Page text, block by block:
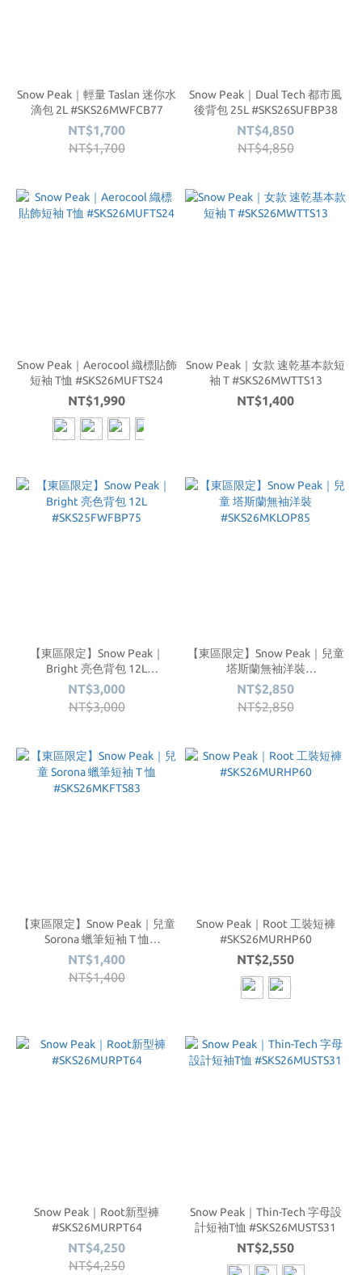
Snow Peak｜輕量 Taslan 迷你水
滴包 2L #SKS26MWFCB77
NT$1,700
NT$1,700
Snow Peak｜Dual Tech 都市風
後背包 25L #SKS26SUFBP38
NT$4,850
NT$4,850
Snow Peak｜Aerocool 織標貼飾
短袖 T恤 #SKS26MUFTS24
NT$1,990
Snow Peak｜女款 速乾基本款短
袖 T #SKS26MWTTS13
NT$1,400
【東區限定】Snow Peak｜
Bright 亮色背包 12L
#SKS25FWFBP75
NT$3,000
NT$3,000
【東區限定】Snow Peak｜兒童
塔斯蘭無袖洋裝
#SKS26MKLOP85
NT$2,850
NT$2,850
【東區限定】Snow Peak｜兒童
Sorona 蠟筆短袖 T 恤
#SKS26MKFTS83
NT$1,400
NT$1,400
Snow Peak｜Root 工裝短褲
#SKS26MURHP60
NT$2,550
Snow Peak｜Root新型褲
#SKS26MURPT64
NT$4,250
NT$4,250
Snow Peak｜Thin-Tech 字母設
計短袖T恤 #SKS26MUSTS31
NT$2,550